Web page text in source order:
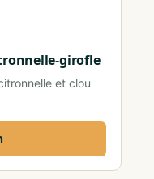
girofle
et clou